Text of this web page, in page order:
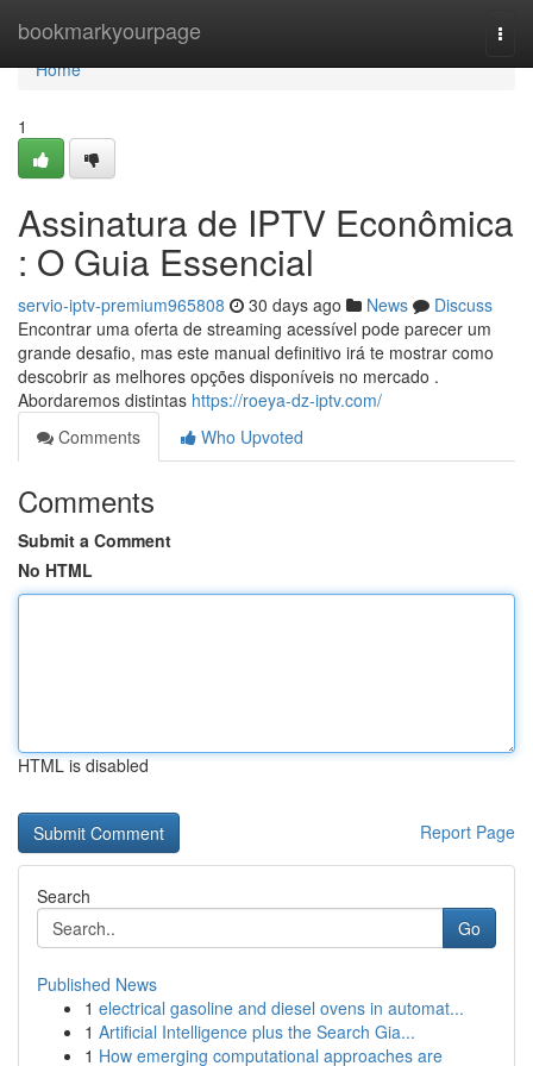
bookmarkyourpage
Home
Home
1
Assinatura de IPTV Econômica
: O Guia Essencial
servio-iptv-premium965808 30 days ago News
Discuss
Encontrar uma oferta de streaming acessível pode parecer um
grande desafio, mas este manual definitivo irá te mostrar como
descobrir as melhores opções disponíveis no mercado .
Abordaremos distintas https://roeya-dz-iptv.com/
Comments
Who Upvoted
Comments
Submit a Comment
No HTML
HTML is disabled
Report Page
Search
Go
Published News
1 electrical gasoline and diesel ovens in automat...
1 Artificial Intelligence plus the Search Gia...
1 How emerging computational approaches are